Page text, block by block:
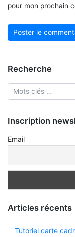
pour mon prochain
Recherche
Inscription
Email
Articles récents
Tutoriel carte